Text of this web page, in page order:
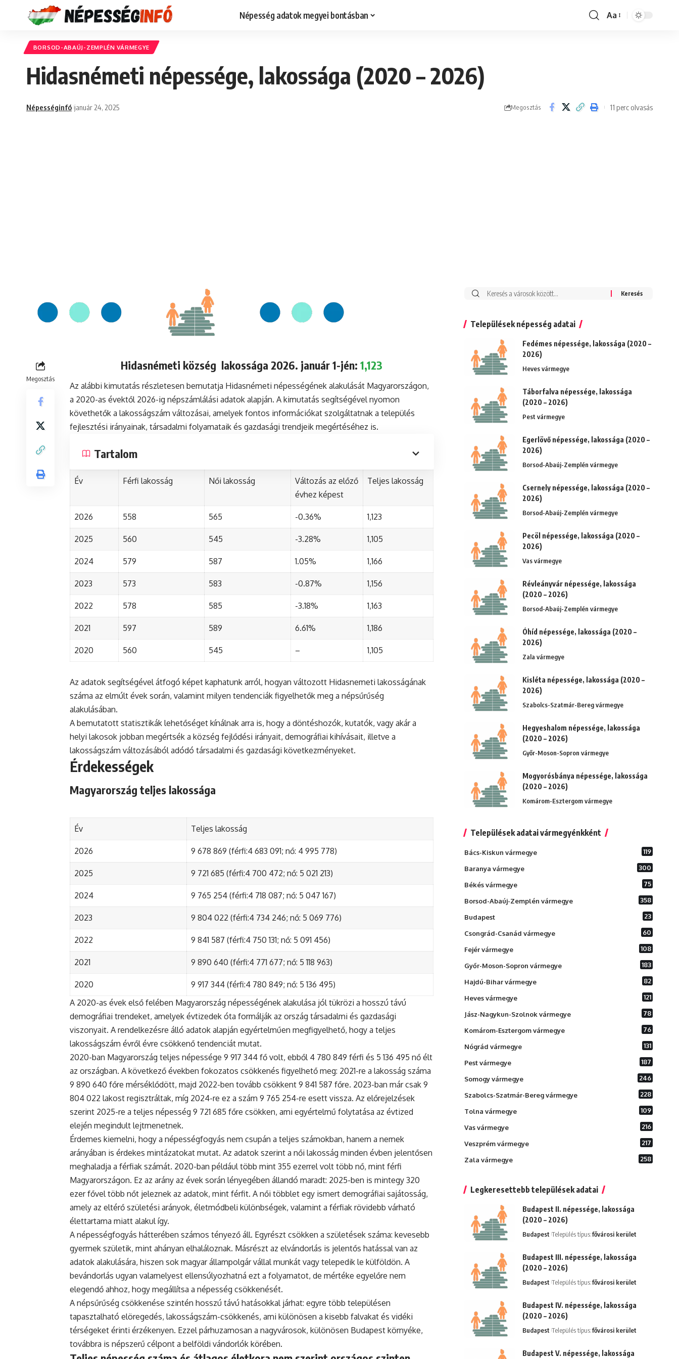
Népesség adatok megyei bontásban
Font
Aa
BORSOD-ABAÚJ-ZEMPLÉN VÁRMEGYE
Hidasnémeti népessége, lakossága (2020 – 2026)
Népességinfó január 24, 2025 Megosztás 11 perc olvasás
Megosztás
Hidasnémeti község lakossága 2026. január 1-jén:1,123
Az alábbi kimutatás részletesen bemutatja Hidasnémeti népességének alakulását Magyarországon,
a 2020-as évektől 2026-ig népszámlálási adatok alapján. A kimutatás segítségével nyomon
követhetők a lakosságszám változásai, amelyek fontos információkat szolgáltatnak a település
fejlesztési irányainak, társadalmi folyamataik és gazdasági trendjeik megértéséhez is.
Tartalom
Év Férfi lakosság Női lakosság
Változás az előző
évhez képest
Teljes lakosság
2026 558 565 -0.36% 1,123
2025 560 545 -3.28% 1,105
2024 579 587 1.05% 1,166
2023 573 583 -0.87% 1,156
2022 578 585 -3.18% 1,163
2021 597 589 6.61% 1,186
2020 560 545 – 1,105
Az adatok segítségével átfogó képet kaphatunk arról, hogyan változott Hidasnemeti lakosságának
száma az elmúlt évek során, valamint milyen tendenciák figyelhetők meg a népsűrűség
alakulásában.
A bemutatott statisztikák lehetőséget kínálnak arra is, hogy a döntéshozók, kutatók, vagy akár a
helyi lakosok jobban megértsék a község fejlődési irányait, demográfiai kihívásait, illetve a
lakosságszám változásából adódó társadalmi és gazdasági következményeket.
Érdekességek
Magyarország teljes lakossága
Év Teljes lakosság
2026 9 678 869 (férfi:4 683 091; nő: 4 995 778)
2025 9 721 685 (férfi:4 700 472; nő: 5 021 213)
2024 9 765 254 (férfi:4 718 087; nő: 5 047 167)
2023 9 804 022 (férfi:4 734 246; nő: 5 069 776)
2022 9 841 587 (férfi:4 750 131; nő: 5 091 456)
2021 9 890 640 (férfi:4 771 677; nő: 5 118 963)
2020
9 917 344 (férfi:4 780 849; nő: 5 136 495)
A 2020-as évek első felében Magyarország népességének alakulása jól tükrözi a hosszú távú
demográfiai trendeket, amelyek évtizedek óta formálják az ország társadalmi és gazdasági
viszonyait. A rendelkezésre álló adatok alapján egyértelműen megfigyelhető, hogy a teljes
lakosságszám évről évre csökkenő tendenciát mutat.
2020-ban Magyarország teljes népessége 9 917 344 fő volt, ebből 4 780 849 férfi és 5 136 495 nő élt
az országban. A következő években fokozatos csökkenés figyelhető meg: 2021-re a lakosság száma
9 890 640 főre mérséklődött, majd 2022-ben tovább csökkent 9 841 587 főre. 2023-ban már csak 9
804 022 lakost regisztráltak, míg 2024-re ez a szám 9 765 254-re esett vissza. Az előrejelzések
szerint 2025-re a teljes népesség 9 721 685 főre csökken, ami egyértelmű folytatása az évtized
elején megindult lejtmenetnek.
Érdemes kiemelni, hogy a népességfogyás nem csupán a teljes számokban, hanem a nemek
arányában is érdekes mintázatokat mutat. Az adatok szerint a női lakosság minden évben jelentősen
meghaladja a férfiak számát. 2020-ban például több mint 355 ezerrel volt több nő, mint férfi
Magyarországon. Ez az arány az évek során lényegében állandó maradt: 2025-ben is mintegy 320
ezer fővel több nőt jeleznek az adatok, mint férfit. A női többlet egy ismert demográfiai sajátosság,
amely az eltérő születési arányok, életmódbeli különbségek, valamint a férfiak rövidebb várható
élettartama miatt alakul így.
A népességfogyás hátterében számos tényező áll. Egyrészt csökken a születések száma: kevesebb
gyermek születik, mint ahányan elhaláloznak. Másrészt az elvándorlás is jelentős hatással van az
adatok alakulására, hiszen sok magyar állampolgár vállal munkát vagy telepedik le külföldön. A
bevándorlás ugyan valamelyest ellensúlyozhatná ezt a folyamatot, de mértéke egyelőre nem
elegendő ahhoz, hogy megállítsa a népesség csökkenését.
A népsűrűség csökkenése szintén hosszú távú hatásokkal járhat: egyre több településen
tapasztalható elöregedés, lakosságszám-csökkenés, ami különösen a kisebb falvakat és vidéki
térségeket érinti érzékenyen. Ezzel párhuzamosan a nagyvárosok, különösen Budapest környéke,
továbbra is népszerű célpont a belföldi vándorlók körében.
Keresés:
Települések népesség adatai
Fedémes népessége, lakossága (2020 –
2026)
Heves vármegye
Táborfalva népessége, lakossága
(2020 – 2026)
Pest vármegye
Egerlövő népessége, lakossága (2020 –
2026)
Borsod-Abaúj-Zemplén vármegye
Csernely népessége, lakossága (2020 –
2026)
Borsod-Abaúj-Zemplén vármegye
Pecöl népessége, lakossága (2020 –
2026)
Vas vármegye
Révleányvár népessége, lakossága
(2020 – 2026)
Borsod-Abaúj-Zemplén vármegye
Óhíd népessége, lakossága (2020 –
2026)
Zala vármegye
Kisléta népessége, lakossága (2020 –
2026)
Szabolcs-Szatmár-Bereg vármegye
Hegyeshalom népessége, lakossága
(2020 – 2026)
Győr-Moson-Sopron vármegye
Mogyorósbánya népessége, lakossága
(2020 – 2026)
Komárom-Esztergom vármegye
Települések adatai vármegyénkként
Bács-Kiskun vármegye 119
Baranya vármegye 300
Békés vármegye 75
Borsod-Abaúj-Zemplén vármegye 358
Budapest 23
Csongrád-Csanád vármegye 60
Fejér vármegye 108
Győr-Moson-Sopron vármegye 183
Hajdú-Bihar vármegye 82
Heves vármegye 121
Jász-Nagykun-Szolnok vármegye 78
Komárom-Esztergom vármegye 76
Nógrád vármegye 131
Pest vármegye 187
Somogy vármegye 246
Szabolcs-Szatmár-Bereg vármegye 228
Tolna vármegye 109
Vas vármegye 216
Veszprém vármegye 217
Zala vármegye 258
Legkeresettebb települések adatai
Budapest II. népessége, lakossága
(2020 – 2026)
Budapest Település típus:fővárosi kerület
Budapest III. népessége, lakossága
(2020 – 2026)
Budapest Település típus:fővárosi kerület
Budapest IV. népessége, lakossága
(2020 – 2026)
Budapest Település típus:fővárosi kerület
Budapest V. népessége, lakossága